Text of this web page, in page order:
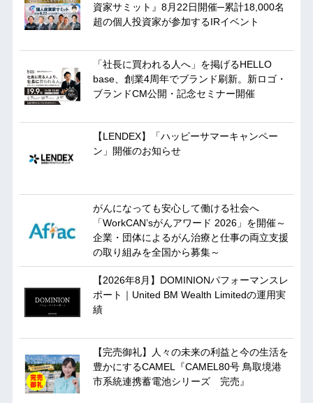
資家サミット』8月22日開催─累計18,000名
超の個人投資家が参加するIRイベント
「社長に買われる人へ」を掲げるHELLO
base、創業4周年でブランド刷新。新ロゴ・
ブランドCM公開・記念セミナー開催
【LENDEX】「ハッピーサマーキャンペー
ン」開催のお知らせ
がんになっても安心して働ける社会へ
「WorkCAN’sがんアワード 2026」を開催～
企業・団体によるがん治療と仕事の両立支援
の取り組みを全国から募集～
【2026年8月】DOMINIONパフォーマンスレ
ポート｜United BM Wealth Limitedの運用実
績
【完売御礼】人々の未来の利益と今の生活を
豊かにするCAMEL『CAMEL80号 鳥取境港
市系統連携蓄電池シリーズ 完売』